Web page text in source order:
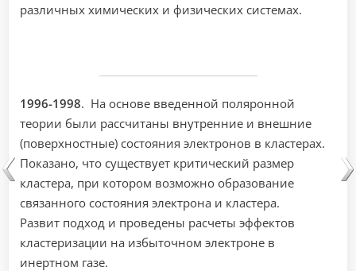
различных химических и физических системах.
1996-1998. На основе введенной поляронной
теории были рассчитаны внутренние и внешние
(поверхностные) состояния электронов в кластерах.
Показано, что существует критический размер
кластера, при котором возможно образование
связанного состояния электрона и кластера.
Развит подход и проведены расчеты эффектов
кластеризации на избыточном электроне в
инертном газе.